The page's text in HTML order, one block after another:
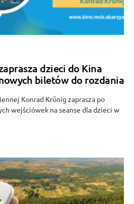
dzieci do Kina
biletów do rozdania
Konrad Krönig zaprasza po
wejściówek na seanse dla dzieci w